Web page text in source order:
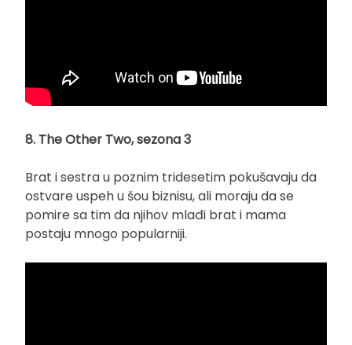
8. The Other Two, sezona 3
Brat i sestra u poznim tridesetim pokušavaju da
ostvare uspeh u šou biznisu, ali moraju da se
pomire sa tim da njihov mlađi brat i mama
postaju mnogo popularniji.